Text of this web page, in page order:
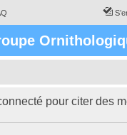
pour citer des